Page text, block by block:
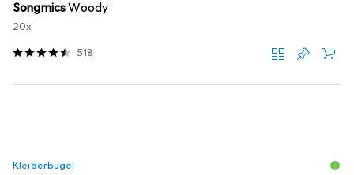
SongmicsWoody
20x
518
Kleiderbügel